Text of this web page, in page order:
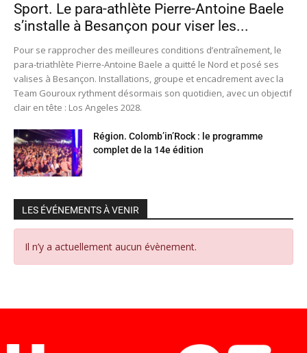
Sport. Le para-athlète Pierre-Antoine Baele
s’installe à Besançon pour viser les...
Pour se rapprocher des meilleures conditions d’entraînement, le
para-triathlète Pierre-Antoine Baele a quitté le Nord et posé ses
valises à Besançon. Installations, groupe et encadrement avec la
Team Gouroux rythment désormais son quotidien, avec un objectif
clair en tête : Los Angeles 2028.
Région. Colomb’in’Rock : le programme
complet de la 14e édition
LES ÉVÉNEMENTS À VENIR
Il n’y a actuellement aucun évènement.